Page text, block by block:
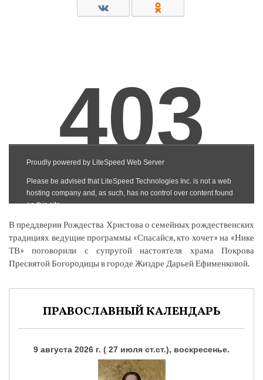
В преддверии Рождества Христова о семейных рождественских
традициях ведущие программы «Спасайся, кто хочет» на «Нике
ТВ» поговорили с супругой настоятеля храма Покрова
Пресвятой Богородицы в городе Жиздре Дарьей Ефименковой.
ПРАВОСЛАВНЫЙ КАЛЕНДАРЬ
9 августа 2026 г. ( 27 июля ст.ст.), воскресенье.